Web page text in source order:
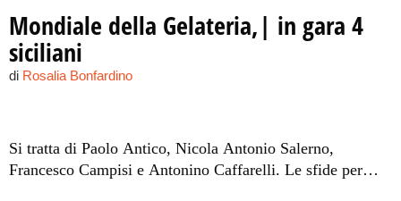
Mondiale della Gelateria,| in gara 4
siciliani
di Rosalia Bonfardino
Si tratta di Paolo Antico, Nicola Antonio Salerno,
Francesco Campisi e Antonino Caffarelli. Le sfide per